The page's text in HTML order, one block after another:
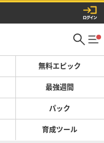
無料エピック
最強週間
パック
育成ツール